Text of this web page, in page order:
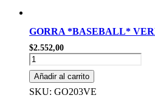
GORRA *BASEBALL*
$2.552,00
GORRA
*BASEBALL*
VERDE
NEÓN
Añadir al carrito
SKU: GO203VE